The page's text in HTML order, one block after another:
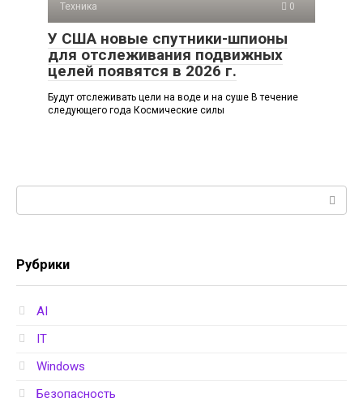
Техника 0
У США новые спутники-шпионы
для отслеживания подвижных
целей появятся в 2026 г.
Будут отслеживать цели на воде и на суше В течение
следующего года Космические силы
Рубрики
AI
IT
Windows
Безопасность